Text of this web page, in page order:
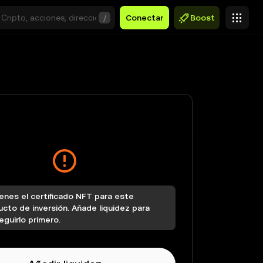
/ Conectar Boost
el certificado NFT para este
de inversión. Añade liquidez para
primero.